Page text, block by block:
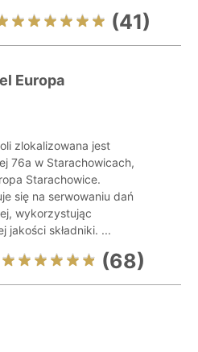
(41)
Europa
zlokalizowana jest
76a w Starachowicach,
Starachowice.
się na serwowaniu dań
wykorzystując
jakości składniki. ...
(68)